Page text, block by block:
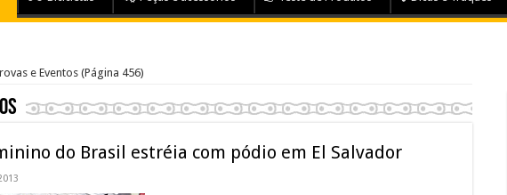
e Eventos (Página 456)
do Brasil estréia com pódio em El Salvador